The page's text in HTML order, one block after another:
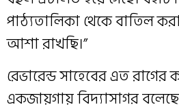
পাঠ্যতালিকা থেকে বাতিল
আশা রাখছি।”
রেভারেন্ড সাহেবের এত
একজায়গায় বিদ্যাসাগর